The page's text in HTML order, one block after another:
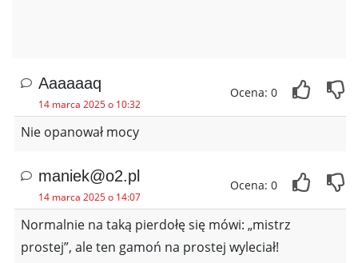
Aaaaaaq
14 marca 2025 o 10:32
Ocena: 0
Nie opanował mocy
maniek@o2.pl
14 marca 2025 o 14:07
Ocena: 0
Normalnie na taką pierdołę się mówi: „mistrz
prostej”, ale ten gamoń na prostej wyleciał!